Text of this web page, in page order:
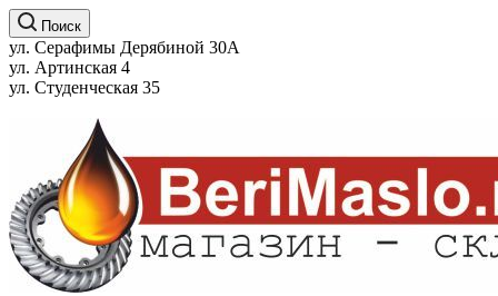
Поиск
ул. Серафимы Дерябиной 30А
ул. Артинская 4
ул. Студенческая 35